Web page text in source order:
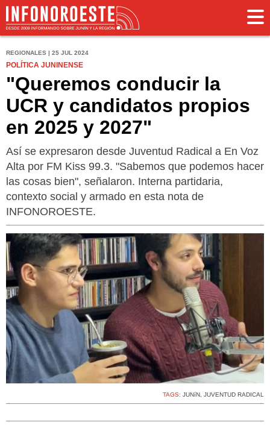
REGIONALES | 25 JUL 2024
POLÍTICA JUNINENSE
"Queremos conducir la
UCR y candidatos propios
en 2025 y 2027"
Así se expresaron desde Juventud Radical a En Voz
Alta por FM Kiss 99.3. "Sabemos que podemos hacer
las cosas bien", señalaron. Interna partidaria,
contexto social y armado en esta nota de
INFONOROESTE.
TAGS: JUNíN, JUVENTUD RADICAL